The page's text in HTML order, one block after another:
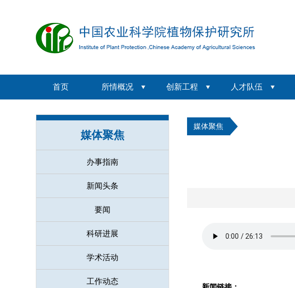
首页 所情概况 创新工程 人才队伍
媒体聚焦
办事指南
新闻头条
要闻
科研进展
学术活动
工作动态
媒体聚焦